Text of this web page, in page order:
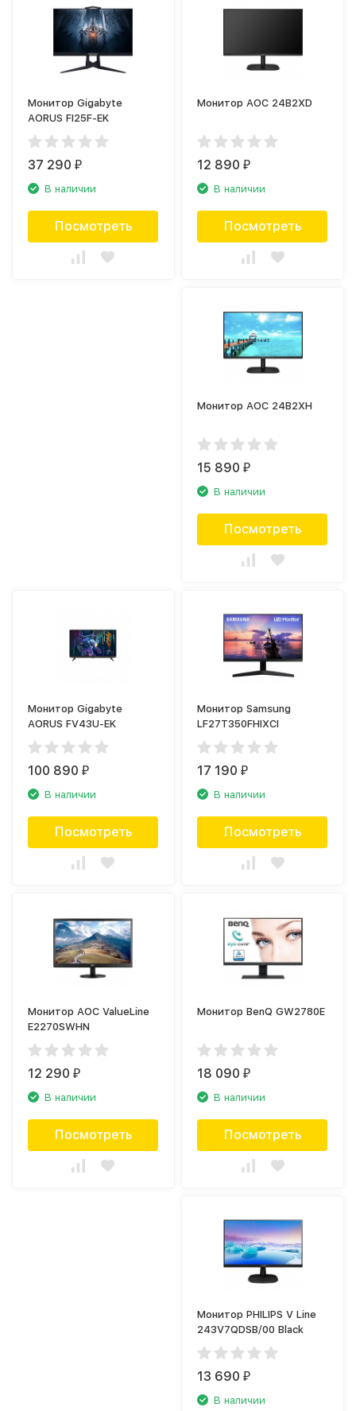
Монитор Gigabyte
AORUS FI25F-EK
37 290₽
В наличии
Посмотреть
Монитор AOC 24B2XD
12 890₽
В наличии
Посмотреть
Монитор AOC 24B2XH
15 890₽
В наличии
Посмотреть
Монитор Gigabyte
AORUS FV43U-EK
100 890₽
В наличии
Посмотреть
Монитор Samsung
LF27T350FHIXCI
17 190₽
В наличии
Посмотреть
Монитор AOC ValueLine
E2270SWHN
12 290₽
В наличии
Посмотреть
Монитор BenQ GW2780E
18 090₽
В наличии
Посмотреть
Монитор PHILIPS V Line
243V7QDSB/00 Black
13 690₽
В наличии